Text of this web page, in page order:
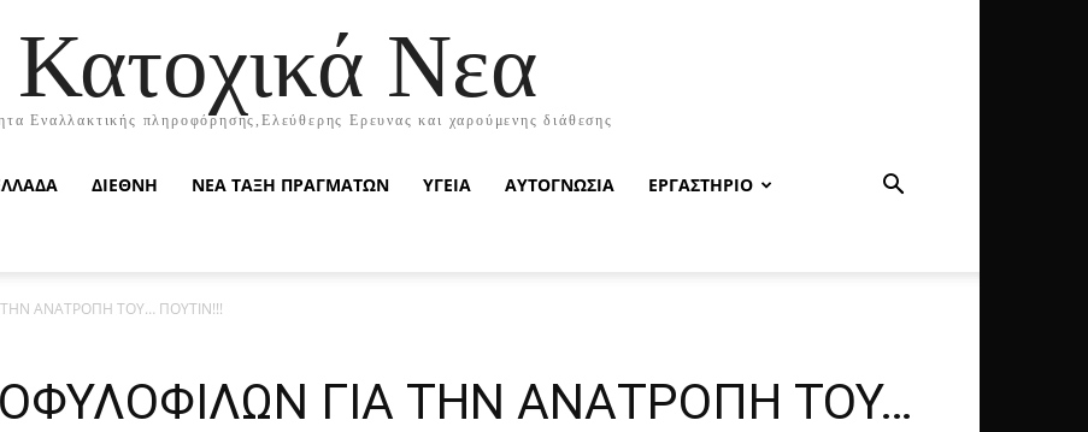
Κατοχικά Νεα
Εναλλακτικής πληροφόρησης,Ελεύθερης Ερευνας και χαρούμενης διάθεσης
ΔΙΕΘΝΗ ΝΕΑ ΤΑΞΗ ΠΡΑΓΜΑΤΩΝ ΥΓΕΙΑ ΑΥΤΟΓΝΩΣΙΑ ΕΡΓΑΣΤΗΡΙΟ
ΑΝΑΤΡΟΠΗ ΤΟΥ… ΠΟΥΤΙΝ!!!
ΓΙΑ ΤΗΝ ΑΝΑΤΡΟΠΗ ΤΟΥ…